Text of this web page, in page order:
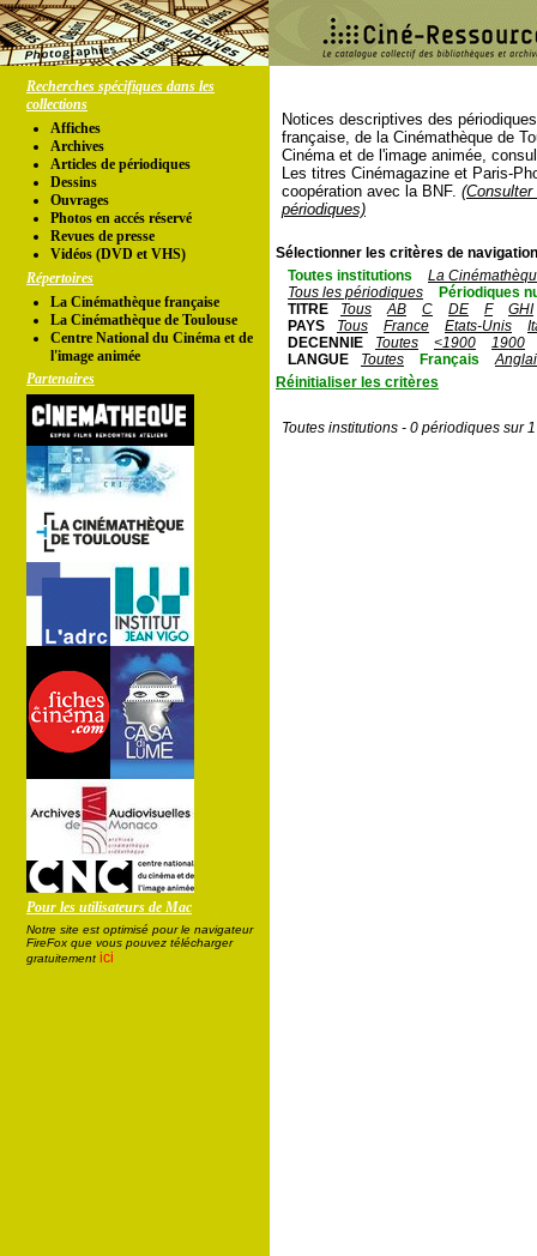
Recherches spécifiques dans les
collections
Affiches
Archives
Articles de périodiques
Dessins
Ouvrages
Photos en accés réservé
Revues de presse
Vidéos (DVD et VHS)
Répertoires
La Cinémathèque française
La Cinémathèque de Toulouse
Centre National du Cinéma et de
l'image animée
Partenaires
Pour les utilisateurs de Mac
Notre site est optimisé pour le navigateur
FireFox que vous pouvez télécharger
gratuitement ici
Notices descriptives des
française, de la Cinémathèque de
Cinéma et de l'image animée,
Les titres Cinémagazine et Paris-
coopération avec la BNF.
périodiques)
Sélectionner les critères de
Toutes institutions
La
Tous les périodiques
Périodiques
TITRE
Tous AB C DE F
GHI
PAYS
Tous France Etats-Unis
DECENNIE
Toutes <1900
1900
LANGUE
Toutes Français
Réinitialiser les critères
Toutes institutions - 0 périodiques sur